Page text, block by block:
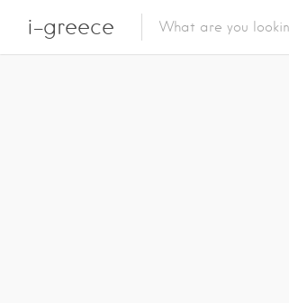
i-greece